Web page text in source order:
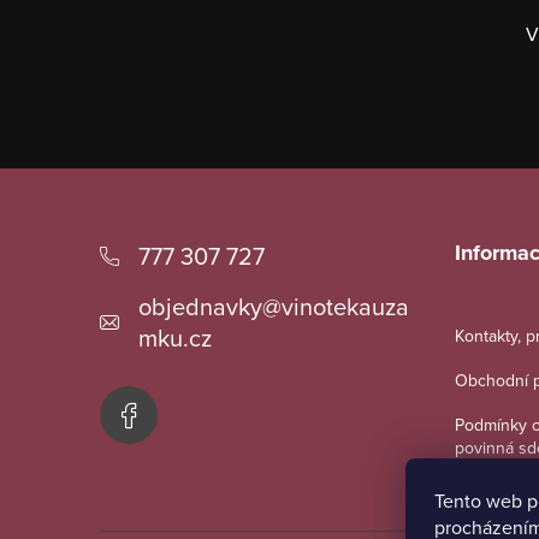
Tento web
777 307 727
objednavky@vinotekauza
mku.cz
Kontakty,
Obchodní
Podmínky
povinná